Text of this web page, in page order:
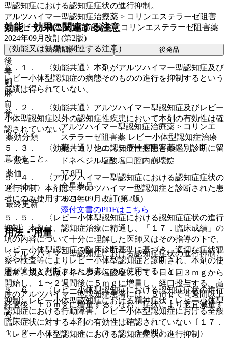
型認知症における認知症症状の進行抑制。
効能・効果に関連する注意
（効能又は効果に関連する注意）
５．１． 〈効能共通〉本剤がアルツハイマー型認知症及び
レビー小体型認知症の病態そのものの進行を抑制するという
成績は得られていない。
５．２． 〈効能共通〉アルツハイマー型認知症及びレビー
小体型認知症以外の認知症性疾患において本剤の有効性は確
認されていない。
５．３． 〈効能共通〉他の認知症性疾患との鑑別診断に留
意すること。
５．４． 〈アルツハイマー型認知症における認知症症状の
進行抑制〉本剤は、アルツハイマー型認知症と診断された患
者にのみ使用すること。
５．５． 〈レビー小体型認知症における認知症症状の進行
抑制〉本剤は、認知症治療に精通し、「１７．臨床成績」の
項の内容について十分に理解した医師又はその指導の下で、
レビー小体型認知症の臨床診断基準に基づき、適切な症状観
察や検査等によりレビー小体型認知症と診断され、本剤の使
用が適切と判断された患者にのみ使用すること。
５．６． 〈レビー小体型認知症における認知症症状の進行
抑制〉レビー小体型認知症における精神症状・レビー小体型
認知症における行動障害、レビー小体型認知症における全般
臨床症状に対する本剤の有効性は確認されていない〔１７．
１．３、１７．１．４、１７．２．１参照〕。
アルツハイマー型認知症治療薬 > コリンエステラーゼ阻害
薬 レビー小体型認知症治療薬 > コリンエステラーゼ阻害薬
2024年09月改訂(第2版)
薬剤情報 後発品
後
毒
劇
麻
向
覚
薬効分類
アルツハイマー型認知症治療薬 > コリンエ
ステラーゼ阻害薬 レビー小体型認知症治療
薬 > コリンエステラーゼ阻害薬
一般名
ドネペジル塩酸塩口腔内崩壊錠
薬価
37.8円
メーカー
全星薬品
最終更新
2024年09月改訂(第2版)
添付文書のPDFはこちら
用法・用量
〈アルツハイマー型認知症における認知症症状の進行抑制〉
通常、成人にはドネペジル塩酸塩として１日１回３ｍｇから
開始し、１〜２週間後に５ｍｇに増量し、経口投与する。高
度のアルツハイマー型認知症患者には、５ｍｇで４週間以上
経過後、１０ｍｇに増量する。なお、症状により適宜減量す
る。
〈レビー小体型認知症における認知症症状の進行抑制〉